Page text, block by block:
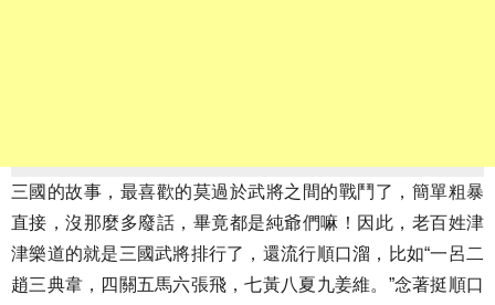
三國的故事，最喜歡的莫過於武將之間的戰鬥了，簡單粗暴
直接，沒那麼多廢話，畢竟都是純爺們嘛！因此，老百姓津
津樂道的就是三國武將排行了，還流行順口溜，比如“一呂二
趙三典韋，四關五馬六張飛，七黃八夏九姜維。”念著挺順口